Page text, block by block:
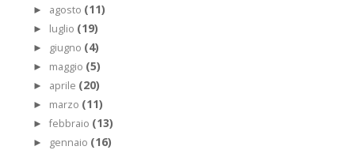
► agosto (11)
► luglio (19)
► giugno (4)
► maggio (5)
► aprile (20)
► marzo (11)
► febbraio (13)
► gennaio (16)